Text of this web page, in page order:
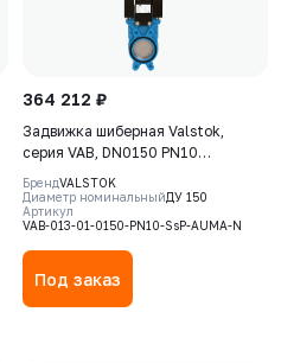
364 212 ₽
Задвижка шиберная Valstok,
серия VAB, DN0150 PN10
невыдвижной шток, корпус GJS-
400-15 (GGG40), нож AISI 304,
NBR, Электропривод AUMA SA
БрендVALSTOK
Диаметр номинальныйДУ 150
Артикул
VAB-013-01-0150-PN10-SsP-AUMA-N
Под заказ